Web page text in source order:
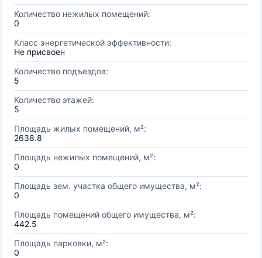
Количество нежилых помещений:
0
Класс энергетической эффективности:
Не присвоен
Количество подъездов:
5
Количество этажей:
5
Площадь жилых помещений, м²:
2638.8
Площадь нежилых помещений, м²:
0
Площадь зем. участка общего имущества, м²:
0
Площадь помещений общего имущества, м²:
442.5
Площадь парковки, м²:
0